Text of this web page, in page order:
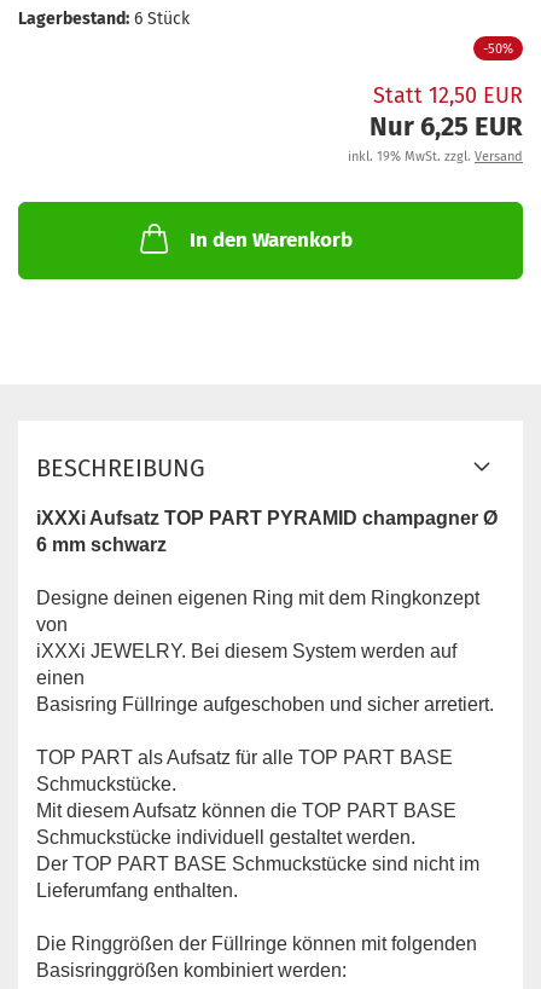
Lagerbestand: 6 Stück
-50%
Statt 12,50 EUR
Nur 6,25 EUR
inkl. 19% MwSt. zzgl. Versand
In den Warenkorb
BESCHREIBUNG
iXXXi Aufsatz TOP PART PYRAMID champagner Ø
6 mm schwarz
Designe deinen eigenen Ring mit dem Ringkonzept
von
iXXXi JEWELRY. Bei diesem System werden auf
einen
Basisring Füllringe aufgeschoben und sicher arretiert.
TOP PART ​als Aufsatz für alle TOP PART BASE
Schmuckstücke.
Mit diesem Aufsatz können die TOP PART BASE
Schmuckstücke individuell gestaltet werden.
Der TOP PART BASE Schmuckstücke sind nicht im
Lieferumfang enthalten.
Die Ringgrößen der Füllringe können mit folgenden
Basisringgrößen kombiniert werden: